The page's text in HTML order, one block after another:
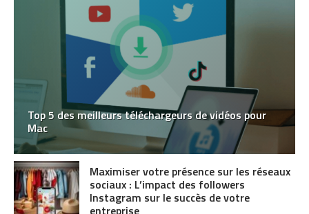
Top 5 des meilleurs téléchargeurs de vidéos pour
Mac
Maximiser votre présence sur les réseaux
sociaux : L’impact des followers
Instagram sur le succès de votre
entreprise